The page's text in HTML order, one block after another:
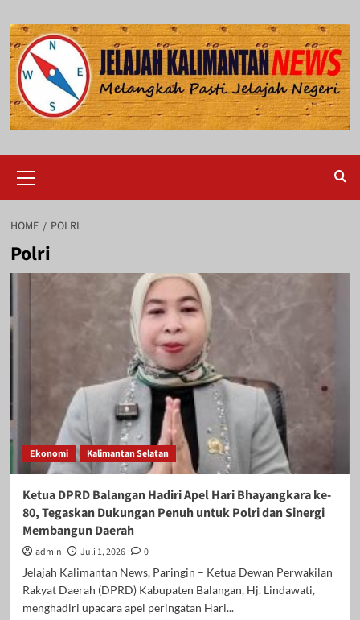
to
content
Menu
HOME POLRI
Polri
Ekonomi Kalimantan Selatan
Ketua DPRD Balangan Hadiri Apel Hari Bhayangkara ke-
80, Tegaskan Dukungan Penuh untuk Polri dan Sinergi
Membangun Daerah
admin Juli 1, 2026
0
Jelajah Kalimantan News, Paringin – Ketua Dewan Perwakilan
Rakyat Daerah (DPRD) Kabupaten Balangan, Hj. Lindawati,
menghadiri upacara apel peringatan Hari...